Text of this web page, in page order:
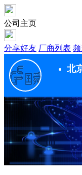
公司主页
分享好友 厂商列表
北